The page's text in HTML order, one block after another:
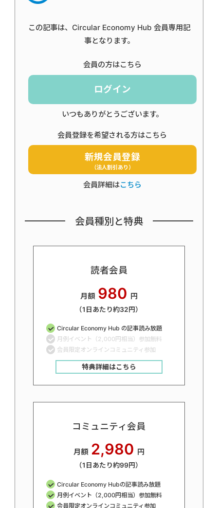
この記事は、Circular Economy Hub 会員専用記
事となります。
会員の方はこちら
ログイン
いつもありがとうございます。
会員登録を希望される方はこちら
新規会員登録
（法人割引あり）
会員詳細はこちら
会員種別と特典
読者会員
月額 980 円
（1日あたり約32円）
Circular Economy Hub の記事読み放題
月例イベント（2,000円相当）参加無料
会員限定オンラインコミュニティ参加
特典詳細はこちら
コミュニティ会員
月額 2,980 円
（1日あたり約99円）
Circular Economy Hubの記事読み放題
月例イベント（2,000円相当）参加無料
会員限定オンラインコミュニティ参加